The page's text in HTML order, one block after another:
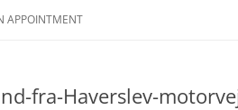
DESCRIPTION – ENGLISH
APPOINTMENT
fra-Haverslev-